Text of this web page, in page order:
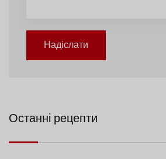
Надіслати
Останні рецепти